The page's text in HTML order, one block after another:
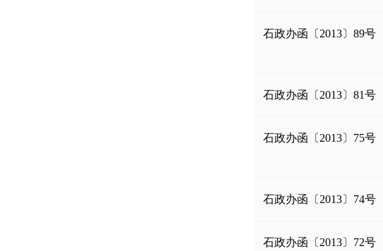
石政办函〔2013〕89号
石政办函〔2013〕81号
石政办函〔2013〕75号
石政办函〔2013〕74号
石政办函〔2013〕72号